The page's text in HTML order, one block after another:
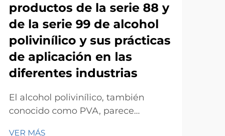
productos de la serie 88 y
de la serie 99 de alcohol
polivinílico y sus prácticas
de aplicación en las
diferentes industrias
El alcohol polivinílico, también
conocido como PVA, parece
VER MÁS